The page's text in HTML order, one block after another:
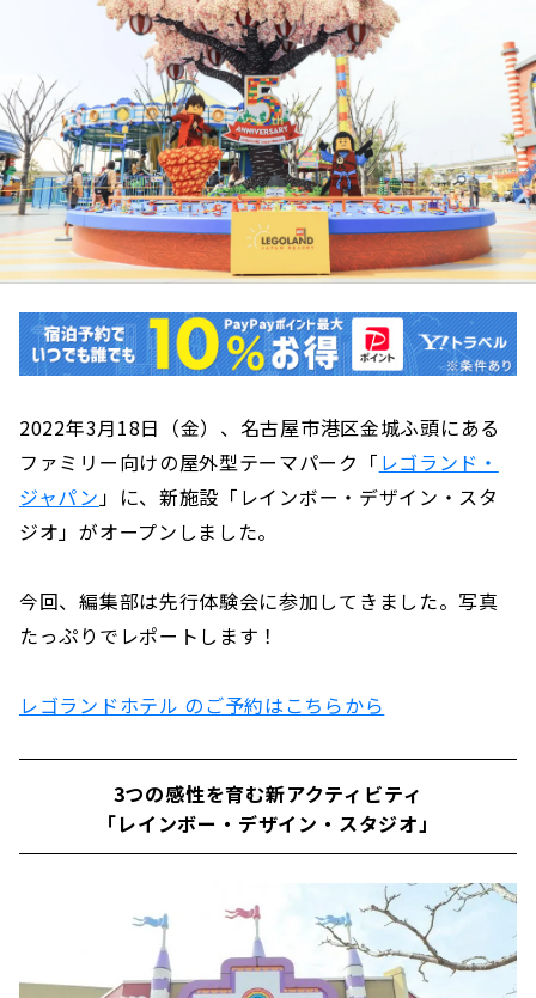
2022年3月18日（金）、名古屋市港区金城ふ頭にある
ファミリー向けの屋外型テーマパーク「 レゴランド・
ジャパン」に、新施設「レインボー・デザイン・スタ
ジオ」がオープンしました。
今回、編集部は先行体験会に参加してきました。写真
たっぷりでレポートします！
レゴランドホテル のご予約はこちらから
3つの感性を育む新アクティビティ
「レインボー・デザイン・スタジオ」